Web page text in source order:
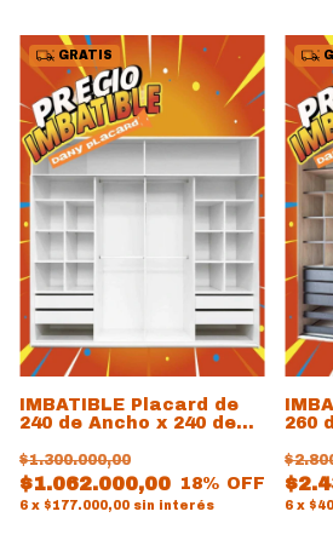
GRATIS
IMBATIBLE Placard de
240 de Ancho x 240 de
$1.062.000,00
$1.300.000,00
18% OFF
6 x $177.000,00 sin interés
260
6 x